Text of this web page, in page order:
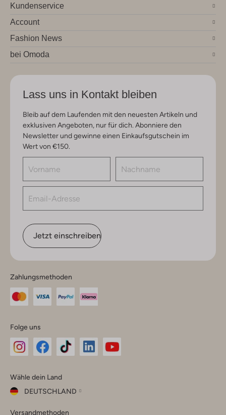
Kundenservice
Account
Fashion News
bei Omoda
Lass uns in Kontakt bleiben
Bleib auf dem Laufenden mit den neuesten Artikeln und
exklusiven Angeboten, nur für dich. Abonniere den
Newsletter und gewinne einen Einkaufsgutschein im
Wert von €150.
Jetzt einschreiben
Zahlungsmethoden
Folge uns
Instagram
Facebook
TikTok
Wähle dein Land
DEUTSCHLAND
dein
Versandmethoden